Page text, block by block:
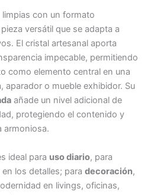
con un formato
versátil que se adapta a
El cristal artesanal aporta
impecable, permitiendo
como elemento central en una
aparador o mueble exhibidor. Su
añade un nivel adicional de
protegiendo el contenido y
armoniosa.
ideal para uso diario, para
los detalles; para decoración,
en livings, oficinas,